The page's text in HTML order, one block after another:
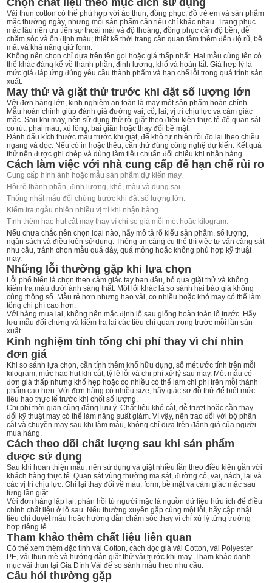
Chọn chất liệu theo mục đích sử dụng
Vải thun cotton có thể phù hợp với áo thun, đồng phục, đồ trẻ em và sản phẩm
mặc thường ngày, nhưng mỗi sản phẩm cần tiêu chí khác nhau. Trang phục
mặc lâu nên ưu tiên sự thoải mái và độ thoáng; đồng phục cần độ bền, dễ
chăm sóc và ổn định màu; thiết kế thời trang cần quan tâm thêm đến độ rũ, bề
mặt và khả năng giữ form.
Không nên chọn chỉ dựa trên tên gọi hoặc giá thấp nhất. Hai mẫu cùng tên có
thể khác đáng kể về thành phần, định lượng, khổ và hoàn tất. Giá hợp lý là
mức giá đáp ứng đúng yêu cầu thành phẩm và hạn chế lỗi trong quá trình sản
xuất.
May thử và giặt thử trước khi đặt số lượng lớn
Với đơn hàng lớn, kinh nghiệm an toàn là may một sản phẩm hoàn chỉnh.
Mẫu hoàn chỉnh giúp đánh giá đường vai, cổ, lai, vị trí chịu lực và cảm giác
mặc. Sau khi may, nên sử dụng thử rồi giặt theo điều kiện thực tế để quan sát
co rút, phai màu, xù lông, bai giãn hoặc thay đổi bề mặt.
Đánh dấu kích thước mẫu trước khi giặt, để khô tự nhiên rồi đo lại theo chiều
ngang và dọc. Nếu có in hoặc thêu, cần thử đúng công nghệ dự kiến. Kết quả
thử nên được ghi chép và dùng làm tiêu chuẩn đối chiếu khi nhận hàng.
Cách làm việc với nhà cung cấp để hạn chế rủi ro
Cung cấp hình ảnh hoặc mẫu sản phẩm dự kiến may.
Hỏi rõ thành phần, định lượng, khổ, màu và dung sai.
Thống nhất mẫu đối chứng trước khi đặt số lượng lớn.
Kiểm tra ngẫu nhiên nhiều vị trí khi nhận hàng.
Tính thêm hao hụt cắt may thay vì chỉ so giá mỗi mét hoặc kilogram.
Nếu chưa chắc nên chọn loại nào, hãy mô tả rõ kiểu sản phẩm, số lượng,
ngân sách và điều kiện sử dụng. Thông tin càng cụ thể thì việc tư vấn càng sát
nhu cầu, tránh chọn mẫu quá dày, quá mỏng hoặc không phù hợp kỹ thuật
may.
Những lỗi thường gặp khi lựa chọn
Lỗi phổ biến là chọn theo cảm giác tay ban đầu, bỏ qua giặt thử và không
kiểm tra màu dưới ánh sáng thật. Một lỗi khác là so sánh hai báo giá không
cùng thông số. Mẫu rẻ hơn nhưng hao vải, co nhiều hoặc khó may có thể làm
tổng chi phí cao hơn.
Với hàng mua lại, không nên mặc định lô sau giống hoàn toàn lô trước. Hãy
lưu mẫu đối chứng và kiểm tra lại các tiêu chí quan trọng trước mỗi lần sản
xuất.
Kinh nghiệm tính tổng chi phí thay vì chỉ nhìn
đơn giá
Khi so sánh lựa chọn, cần tính thêm khổ hữu dụng, số mét ước tính trên mỗi
kilogram, mức hao hụt khi cắt, tỷ lệ lỗi và chi phí xử lý sau may. Một mẫu có
đơn giá thấp nhưng khổ hẹp hoặc co nhiều có thể làm chi phí trên mỗi thành
phẩm cao hơn. Với đơn hàng có nhiều size, hãy giác sơ đồ thử để biết mức
tiêu hao thực tế trước khi chốt số lượng.
Chi phí thời gian cũng đáng lưu ý. Chất liệu khó cắt, dễ trượt hoặc cần thay
đổi kỹ thuật may có thể làm năng suất giảm. Vì vậy, nên trao đổi với bộ phận
cắt và chuyền may sau khi làm mẫu, không chỉ dựa trên đánh giá của người
mua hàng.
Cách theo dõi chất lượng sau khi sản phẩm
được sử dụng
Sau khi hoàn thiện mẫu, nên sử dụng và giặt nhiều lần theo điều kiện gần với
khách hàng thực tế. Quan sát vùng thường ma sát, đường cổ, vai, nách, lai và
các vị trí chịu lực. Ghi lại thay đổi về màu, form, bề mặt và cảm giác mặc sau
từng lần giặt.
Với đơn hàng lặp lại, phản hồi từ người mặc là nguồn dữ liệu hữu ích để điều
chỉnh chất liệu ở lô sau. Nếu thường xuyên gặp cùng một lỗi, hãy cập nhật
tiêu chí duyệt mẫu hoặc hướng dẫn chăm sóc thay vì chỉ xử lý từng trường
hợp riêng lẻ.
Tham khảo thêm chất liệu liên quan
Có thể xem thêmđặc tính vải Cotton,cách đọc giá vải Cotton,vải Polyester
PE,vải thun mè và hướng dẫngiặt thử vải trước khi may. Tham khảo danh
mụcvải thun tại Gia Đình Vải để so sánh mẫu theo nhu cầu.
Câu hỏi thường gặp